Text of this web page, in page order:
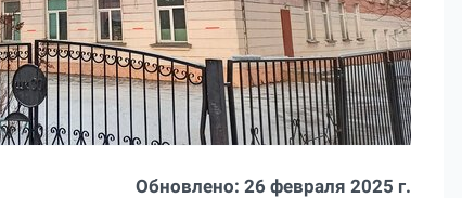
Обновлено: 26 февраля 2025 г.